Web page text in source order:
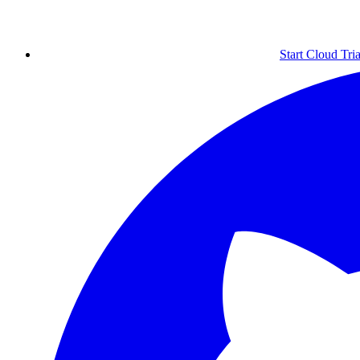
Start Cloud